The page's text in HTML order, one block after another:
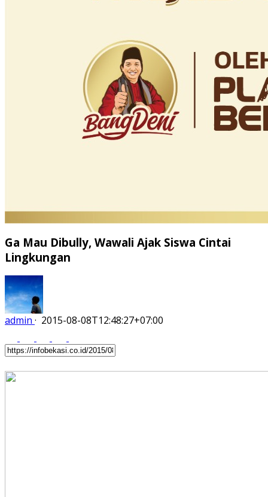
Ga Mau Dibully, Wawali Ajak Siswa Cintai
Lingkungan
admin · 2015-08-08T12:48:27+07:00